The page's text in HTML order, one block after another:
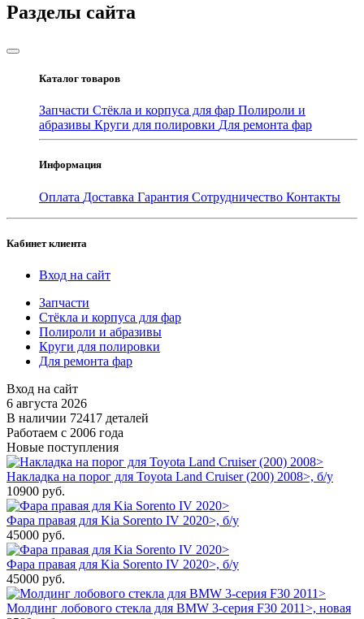
Разделы сайта
Каталог товаров
Запчасти Стёкла и корпуса для фар Полироли и
абразивы Круги для полировки Для ремонта фар
Информация
Оплата Доставка Гарантия Сотрудничество Контакты
Кабинет клиента
Вход на сайт
Запчасти
Стёкла и корпуса для фар
Полироли и абразивы
Круги для полировки
Для ремонта фар
Вход на сайт
6 августа 2026
В наличии 72417 деталей
Работаем с 2006 года
Новые поступления
Накладка на порог для Toyota Land Cruiser (200) 2008>, б/у
10900 руб.
Фара правая для Kia Sorento IV 2020>, б/у
45000 руб.
Фара правая для Kia Sorento IV 2020>, б/у
45000 руб.
Молдинг лобового стекла для BMW 3-серия F30 2011>, новая